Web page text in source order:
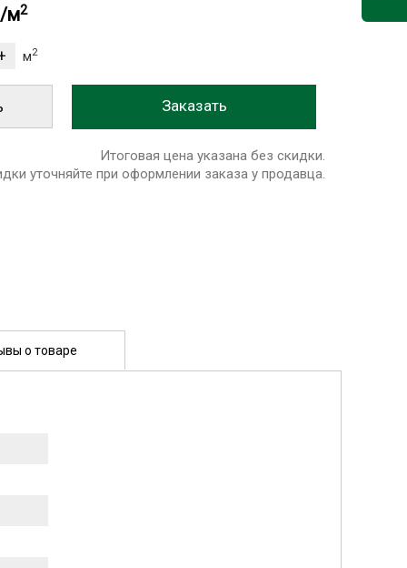
м2
м2
Итоговая цена указана без скидки.
уточняйте при оформлении заказа у продавца.
о товаре